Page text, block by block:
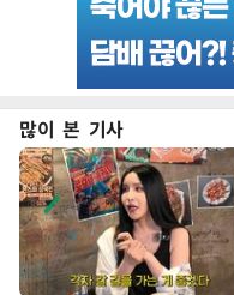
많이 본 기사